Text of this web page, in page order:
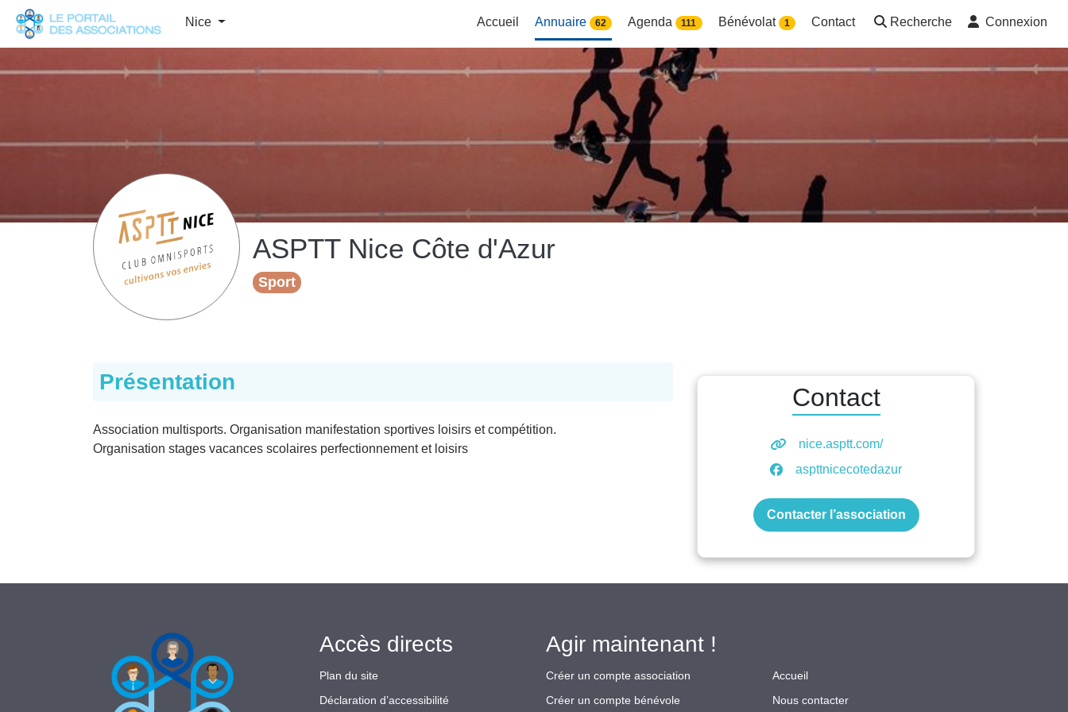
Nice Accueil Annuaire 62 Agenda 111 Bénévolat 1 Contact Recherche Connexion
ASPTT Nice Côte d'Azur
Sport
Présentation
Association multisports. Organisation manifestation sportives loisirs et compétition.
Organisation stages vacances scolaires perfectionnement et loisirs
Contact
nice.asptt.com/
aspttnicecotedazur
Contacter l’association
Accès directs
Plan du site
Déclaration d’accessibilité
Agir maintenant !
Créer un compte association
Créer un compte bénévole
Accueil
Nous contacter
Panneau de gestion des cookies